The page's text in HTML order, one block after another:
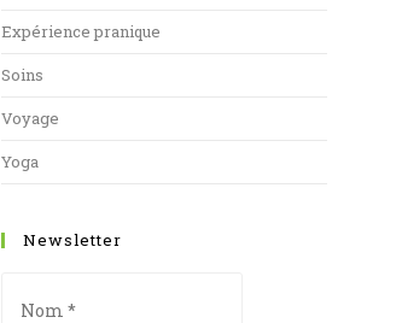
Expérience pranique
Soins
Voyage
Yoga
Newsletter